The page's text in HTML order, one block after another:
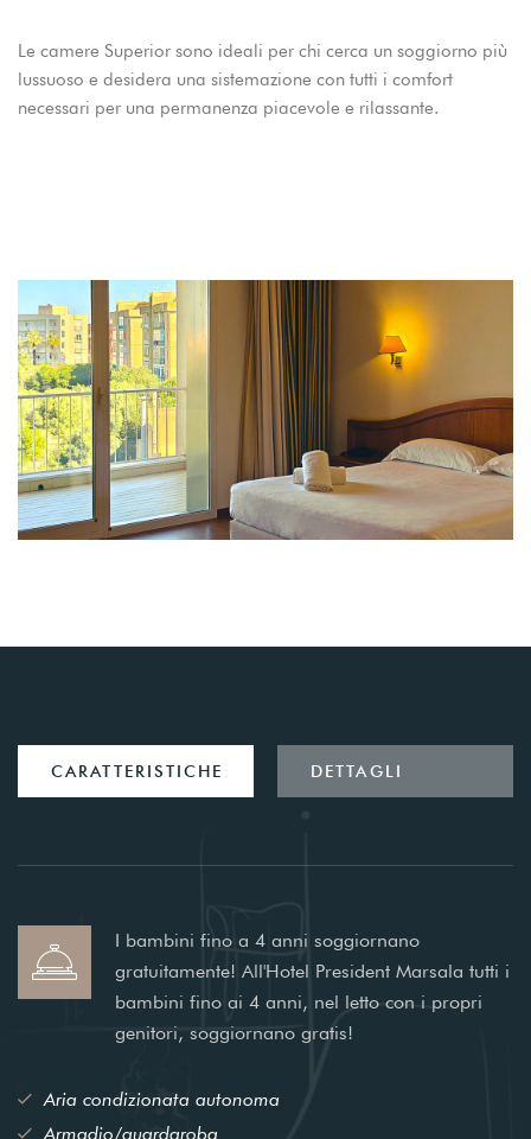
Le camere Superior sono ideali per chi cerca un soggiorno più
lussuoso e desidera una sistemazione con tutti i comfort
necessari per una permanenza piacevole e rilassante.
CARATTERISTICHE DETTAGLI
I bambini fino a 4 anni soggiornano
gratuitamente! All'Hotel President Marsala tutti i
bambini fino ai 4 anni, nel letto con i propri
genitori, soggiornano gratis!
Aria condizionata autonoma
Armadio/guardaroba
USERNAME
PASSWORD
Remember me
LOGIN